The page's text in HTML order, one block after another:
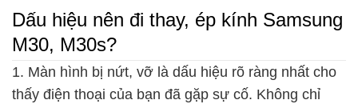
Dấu hiệu nên đi thay, ép kính Samsung
M30, M30s?
1. Màn hình bị nứt, vỡ là dấu hiệu rõ ràng nhất cho
thấy điện thoại của bạn đã gặp sự cố. Không chỉ